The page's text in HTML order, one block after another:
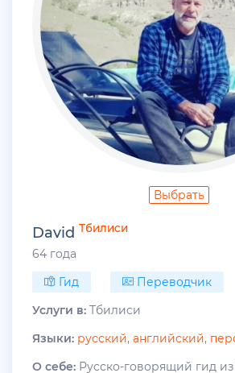
Выбрать
David Тбилиси
64 года
Гид
Переводчик
Услуги в: Тбилиси
Языки: русский, английский,
О себе: Русско-говорящий гид